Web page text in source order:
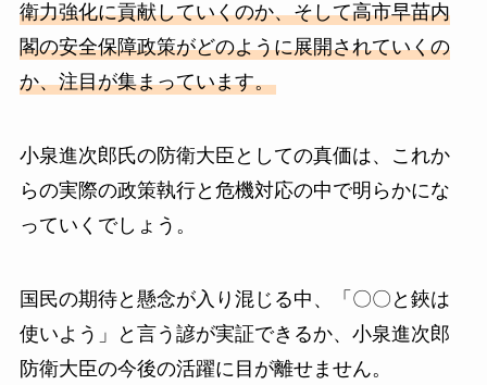
衛力強化に貢献していくのか、そして高市早苗内
閣の安全保障政策がどのように展開されていくの
か、注目が集まっています。
小泉進次郎氏の防衛大臣としての真価は、これか
らの実際の政策執行と危機対応の中で明らかにな
っていくでしょう。
国民の期待と懸念が入り混じる中、「〇〇と鋏は
使いよう」と言う諺が実証できるか、小泉進次郎
防衛大臣の今後の活躍に目が離せません。